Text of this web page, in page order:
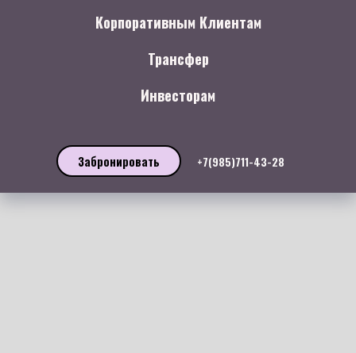
Корпоративным Клиентам
Трансфер
Инвесторам
Забронировать +7(985)711-43-28